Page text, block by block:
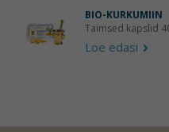
BIO-KURKUMIIN
Taimsed kapslid
Loe edasi